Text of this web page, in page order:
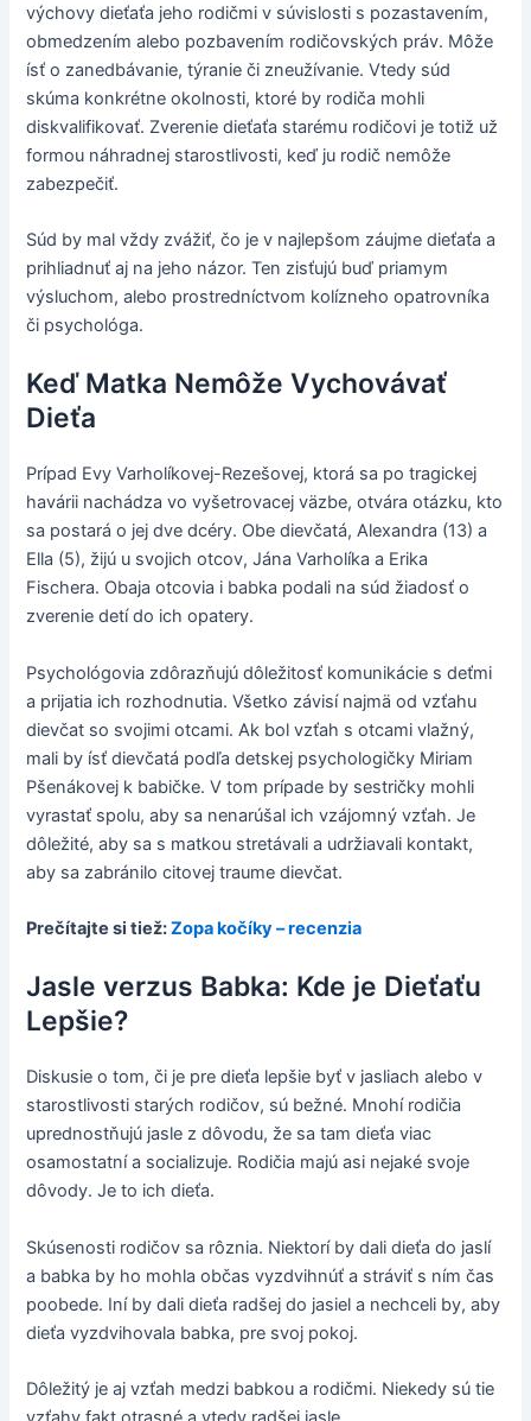
výchovy dieťaťa jeho rodičmi v súvislosti s pozastavením,
obmedzením alebo pozbavením rodičovských práv. Môže
ísť o zanedbávanie, týranie či zneužívanie. Vtedy súd
skúma konkrétne okolnosti, ktoré by rodiča mohli
diskvalifikovať. Zverenie dieťaťa starému rodičovi je totiž už
formou náhradnej starostlivosti, keď ju rodič nemôže
zabezpečiť.
Súd by mal vždy zvážiť, čo je v najlepšom záujme dieťaťa a
prihliadnuť aj na jeho názor. Ten zisťujú buď priamym
výsluchom, alebo prostredníctvom kolízneho opatrovníka
či psychológa.
Keď Matka Nemôže Vychovávať
Dieťa
Prípad Evy Varholíkovej-Rezešovej, ktorá sa po tragickej
havárii nachádza vo vyšetrovacej väzbe, otvára otázku, kto
sa postará o jej dve dcéry. Obe dievčatá, Alexandra (13) a
Ella (5), žijú u svojich otcov, Jána Varholíka a Erika
Fischera. Obaja otcovia i babka podali na súd žiadosť o
zverenie detí do ich opatery.
Psychológovia zdôrazňujú dôležitosť komunikácie s deťmi
a prijatia ich rozhodnutia. Všetko závisí najmä od vzťahu
dievčat so svojimi otcami. Ak bol vzťah s otcami vlažný,
mali by ísť dievčatá podľa detskej psychologičky Miriam
Pšenákovej k babičke. V tom prípade by sestričky mohli
vyrastať spolu, aby sa nenarúšal ich vzájomný vzťah. Je
dôležité, aby sa s matkou stretávali a udržiavali kontakt,
aby sa zabránilo citovej traume dievčat.
Prečítajte si tiež:Zopa kočíky – recenzia
Jasle verzus Babka: Kde je Dieťaťu
Lepšie?
Diskusie o tom, či je pre dieťa lepšie byť v jasliach alebo v
starostlivosti starých rodičov, sú bežné. Mnohí rodičia
uprednostňujú jasle z dôvodu, že sa tam dieťa viac
osamostatní a socializuje. Rodičia majú asi nejaké svoje
dôvody. Je to ich dieťa.
Skúsenosti rodičov sa rôznia. Niektorí by dali dieťa do jaslí
a babka by ho mohla občas vyzdvihnúť a stráviť s ním čas
poobede. Iní by dali dieťa radšej do jasiel a nechceli by, aby
dieťa vyzdvihovala babka, pre svoj pokoj.
Dôležitý je aj vzťah medzi babkou a rodičmi. Niekedy sú tie